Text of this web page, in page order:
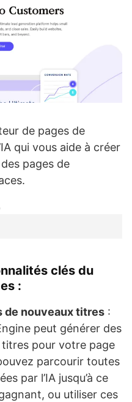
de pages de
qui vous aide à créer
pages de
clés du
:
de nouveaux titres :
peut générer des
pour votre page
parcourir toutes
par l’IA jusqu’à ce
ou utiliser ces